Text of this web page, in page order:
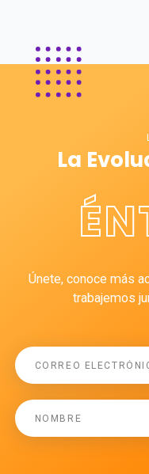
La
Únete, conoce más
trabajemos